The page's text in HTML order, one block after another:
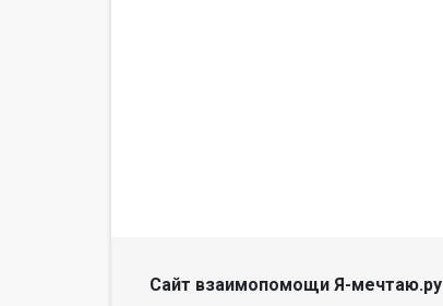
Сайт взаимопомощи Я-мечтаю.ру